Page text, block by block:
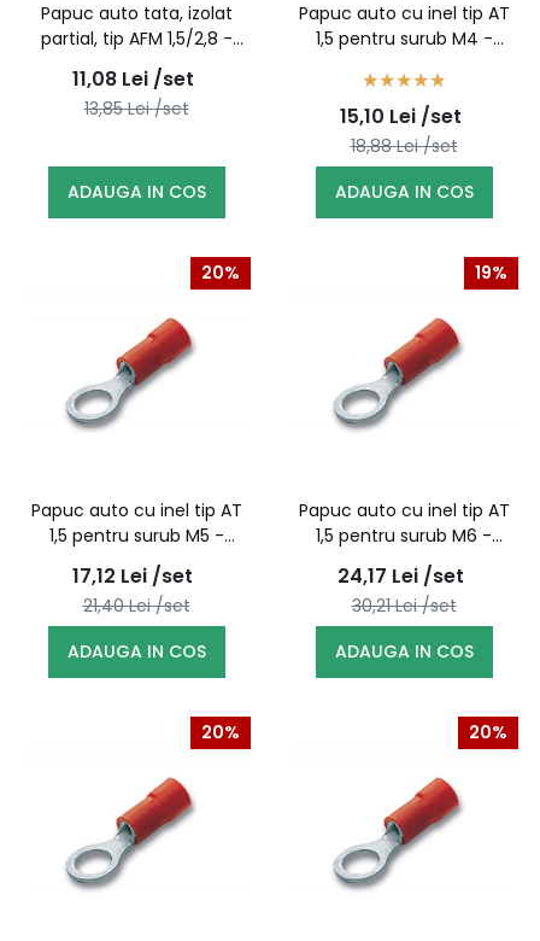
Papuc auto tata, izolat
partial, tip AFM 1,5/2,8 -
100buc/set
11,08 Lei /set
13,85Lei /set
ADAUGA IN COS
Papuc auto cu inel tip AT
1,5 pentru surub M4 -
15,10 Lei /set
18,88Lei /set
ADAUGA IN COS
20%
Papuc auto cu inel tip AT
1,5 pentru surub M5 -
100buc/set
17,12 Lei /set
21,40Lei /set
ADAUGA IN COS
19%
Papuc auto cu inel tip AT
1,5 pentru surub M6 -
100buc/set
24,17 Lei /set
30,21Lei /set
ADAUGA IN COS
20% 20%